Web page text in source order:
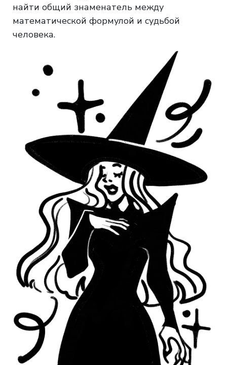
найти общий знаменатель между
математической формулой и судьбой
человека.